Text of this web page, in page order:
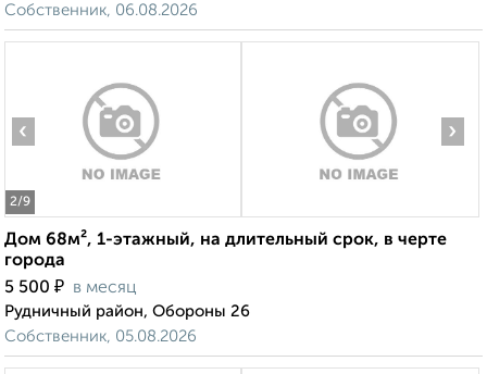
Собственник, 06.08.2026
2/9
‹ ›
Дом 68м², 1-этажный, на длительный срок, в черте
города
5 500 ₽ в месяц
Рудничный район, Обороны 26
Собственник, 05.08.2026